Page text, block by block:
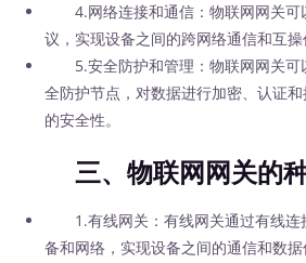
4.网络连接和通信：物联网网关可
议，实现设备之间的跨网络通信和互操
5.安全防护和管理：物联网网关可
全防护节点，对数据进行加密、认证
的安全性。
三、物联网网关的
1.有线网关：有线网关通过有线连
备和网络，实现设备之间的通信和数据